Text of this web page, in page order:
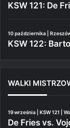
KSW 121: De
10 października |
KSW 122:
WALKI
19 września | KSW 121 |
De Fries vs.